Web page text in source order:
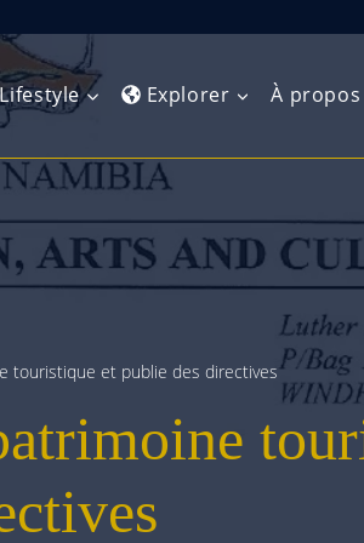
Lifestyle Explorer
Nord
Afrique du Nord
(Maghreb)
Afrique de l’Est
Afrique australe
Asie
Sous-
indien
Asie
À propos
touristique et publie des directives